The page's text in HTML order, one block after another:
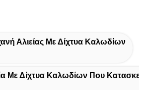
Αλιείας Με Δίχτυα Καλωδίων
Με Δίχτυα Καλωδίων Που